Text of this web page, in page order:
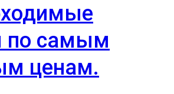
по самым
ценам.